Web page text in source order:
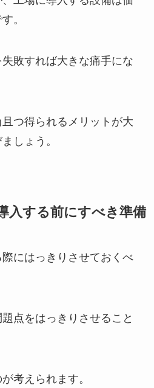
。
敗すれば大きな痛手にな
つ得られるメリットが大
しょう。
入する前にすべき準備
にはっきりさせておくべ
点をはっきりさせること
考えられます。